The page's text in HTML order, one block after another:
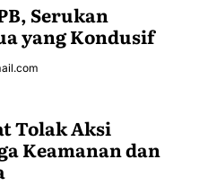
Serukan
yang Kondusif
Tolak Aksi
Keamanan dan